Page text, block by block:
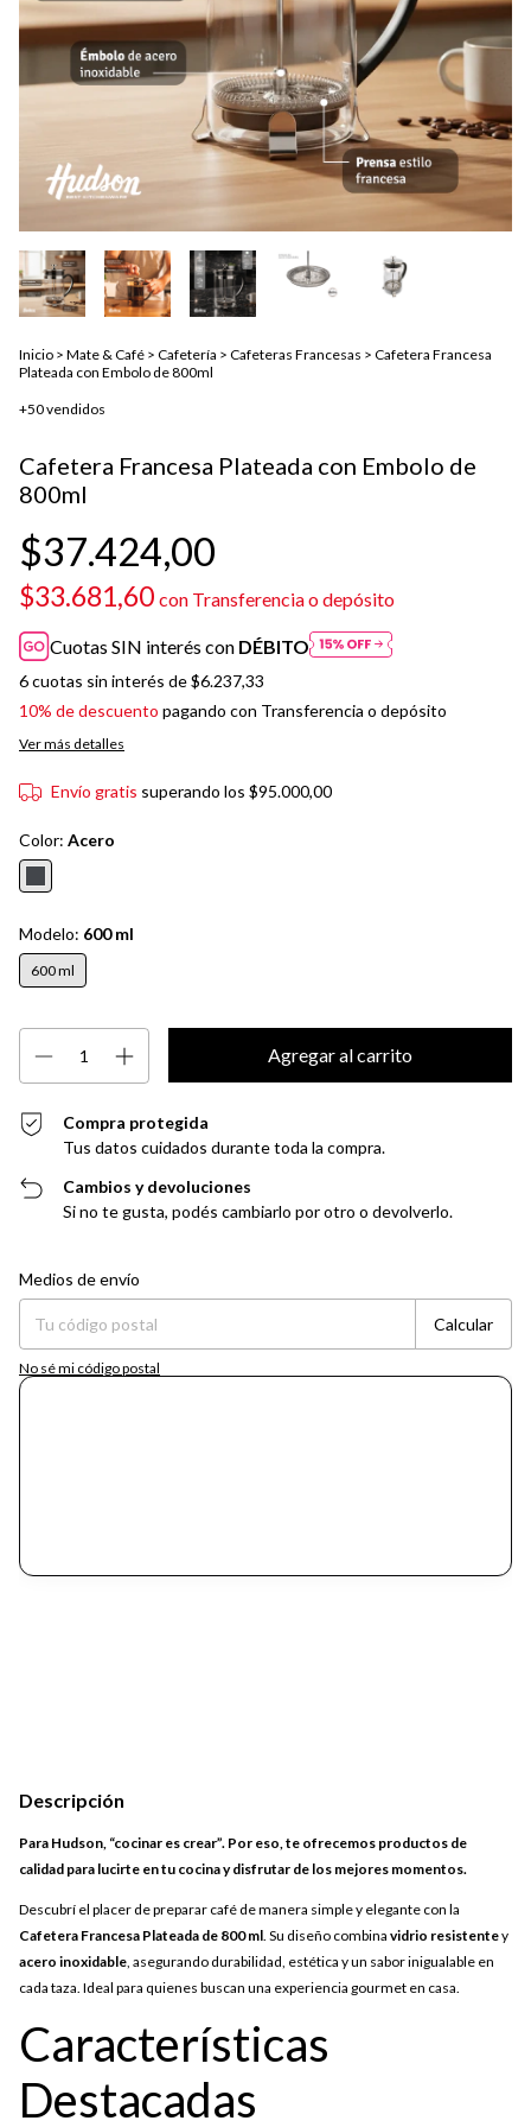
Inicio > Mate & Café > Cafetería > Cafeteras Francesas > Cafetera Francesa
Plateada con Embolo de 800ml
+50 vendidos
Cafetera Francesa Plateada con Embolo de
800ml
$37.424,00
$33.681,60 con Transferencia o depósito
Cuotas SIN interés con DÉBITO
6cuotas sin interés de$6.237,33
10% de descuento pagando con Transferencia o depósito
Ver más detalles
Envío gratis superando los $95.000,00
Color: Acero
Modelo: 600 ml
600 ml
Compra protegida
Tus datos cuidados durante toda la compra.
Cambios y devoluciones
Si no te gusta, podés cambiarlo por otro o devolverlo.
Entregas para el CP:
Medios de envío
Calcular
No sé mi código postal
Descripción
Para Hudson, “cocinar es crear”. Por eso, te ofrecemos productos de
calidad para lucirte en tu cocina y disfrutar de los mejores momentos.
Descubrí el placer de preparar café de manera simple y elegante con la
Cafetera Francesa Plateada de 800 ml. Su diseño combina vidrio resistentey
acero inoxidable, asegurando durabilidad, estética y un sabor inigualable en
cada taza. Ideal para quienes buscan una experiencia gourmet en casa.
Características
Destacadas